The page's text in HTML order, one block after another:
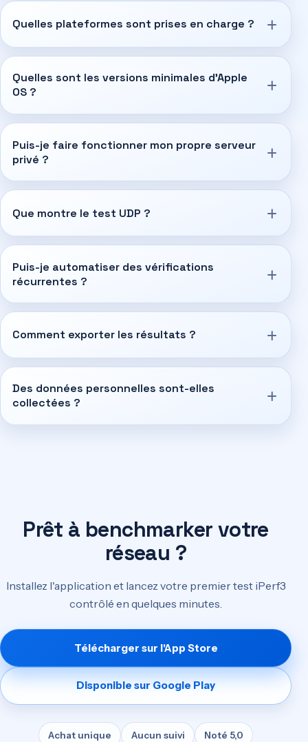
Quelles plateformes sont prises en charge ?
Quelles sont les versions minimales d'Apple
OS ?
Puis-je faire fonctionner mon propre serveur
privé ?
Que montre le test UDP ?
Puis-je automatiser des vérifications
récurrentes ?
Comment exporter les résultats ?
Des données personnelles sont-elles
collectées ?
Prêt à benchmarker votre
réseau ?
Installez l'application et lancez votre premier test iPerf3
contrôlé en quelques minutes.
Télécharger sur l'App Store
Disponible sur Google Play
Achat unique Aucun suivi Noté 5,0